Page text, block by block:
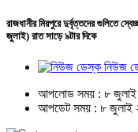
রাজধানীর মিরপুরে দুর্বৃত্তদের গুলিতে
জুলাই) রাত সাড়ে ৯টার দিকে
নিউজ
আপলোড সময় : ৮
আপডেট সময় : ৮ জুলাই